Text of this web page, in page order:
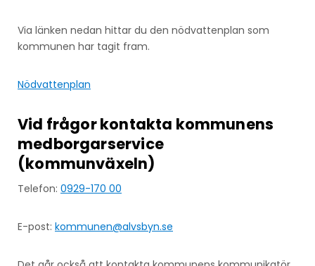
Via länken nedan hittar du den nödvattenplan som
kommunen har tagit fram.
Nödvattenplan
Vid frågor kontakta kommunens
medborgarservice
(kommunväxeln)
Telefon: 0929-170 00
E-post: kommunen@alvsbyn.se